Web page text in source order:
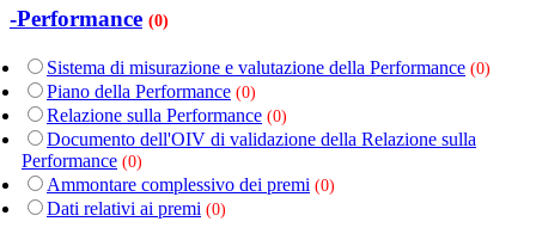
-Performance (0)
Sistema di misurazione e valutazione della Performance (0)
Piano della Performance (0)
Relazione sulla Performance (0)
Documento dell'OIV di validazione della Relazione sulla
Performance (0)
Ammontare complessivo dei premi (0)
Dati relativi ai premi (0)